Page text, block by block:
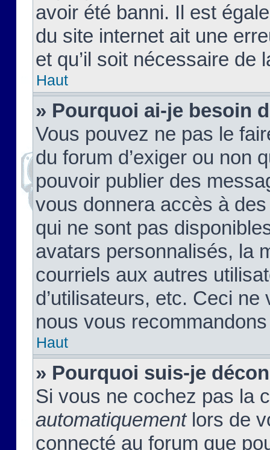
avoir été banni. Il est
du site internet ait une
et qu’il soit nécessaire de
Haut
» Pourquoi ai-je besoin
Vous pouvez ne pas le
du forum d’exiger ou non
pouvoir publier des
vous donnera accès à
qui ne sont pas
avatars personnalisés, la
courriels aux autres
d’utilisateurs, etc. Ceci
nous vous
Haut
» Pourquoi suis-je
Si vous ne cochez pas la
automatiquementlors de
connecté au forum que